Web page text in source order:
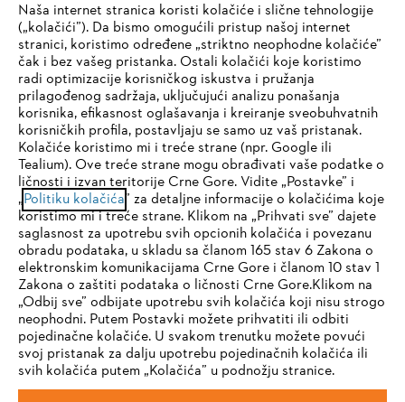
Kompanija
STIHL FAQ
Servis
Politika privatnosti Pravni osnovi Kolačići
Pravne informacije
IHR BROWSER WIRD NICHT
UNTERSTÜTZT
Sie nutzen einen Browser, den wir noch nicht unterstützen. Für
eine optimale Nutzung unserer Seite empfehlen wir Ihnen, zu
einem der folgenden Browser zu wechseln:
Firefox Chrome
Naša internet stranica koristi kolačiće i slične tehnologije
(„kolačići”). Da bismo omogućili pristup našoj internet
stranici, koristimo određene „striktno neophodne kolačiće”
čak i bez vašeg pristanka. Ostali kolačići koje koristimo
radi optimizacije korisničkog iskustva i pružanja
prilagođenog sadržaja, uključujući analizu ponašanja
korisnika, efikasnost oglašavanja i kreiranje sveobuhvatnih
korisničkih profila, postavljaju se samo uz vaš pristanak.
Kolačiće koristimo mi i treće strane (npr. Google ili
Tealium). Ove treće strane mogu obrađivati vaše podatke o
ličnosti i izvan teritorije Crne Gore. Vidite „Postavke” i
„Politiku kolačića” za detaljne informacije o kolačićima koje
koristimo mi i treće strane. Klikom na „Prihvati sve” dajete
saglasnost za upotrebu svih opcionih kolačića i povezanu
obradu podataka, u skladu sa članom 165 stav 6 Zakona o
elektronskim komunikacijama Crne Gore i članom 10 stav 1
Zakona o zaštiti podataka o ličnosti Crne Gore.Klikom na
„Odbij sve” odbijate upotrebu svih kolačića koji nisu strogo
neophodni. Putem Postavki možete prihvatiti ili odbiti
pojedinačne kolačiće. U svakom trenutku možete povući
svoj pristanak za dalju upotrebu pojedinačnih kolačića ili
svih kolačića putem „Kolačića” u podnožju stranice.